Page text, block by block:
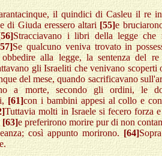
il quindici di Casleu il re
di Giuda eressero altari [55]e
Stracciavano i libri della legge
Se qualcuno veniva trovato in
alla legge, la sentenza del
gli Israeliti che venivano scoperti
del mese, quando sacrificavano
a morte, secondo gli ordini, le
[61]con i bambini appesi al collo e
Tuttavia molti in Israele si fecero forza
[63]e preferirono morire pur di non
così appunto morirono. [64]